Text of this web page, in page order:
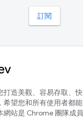
打造美觀、容易存取、快
希望您和所有使用者都能
網站是 Chrome 團隊成員